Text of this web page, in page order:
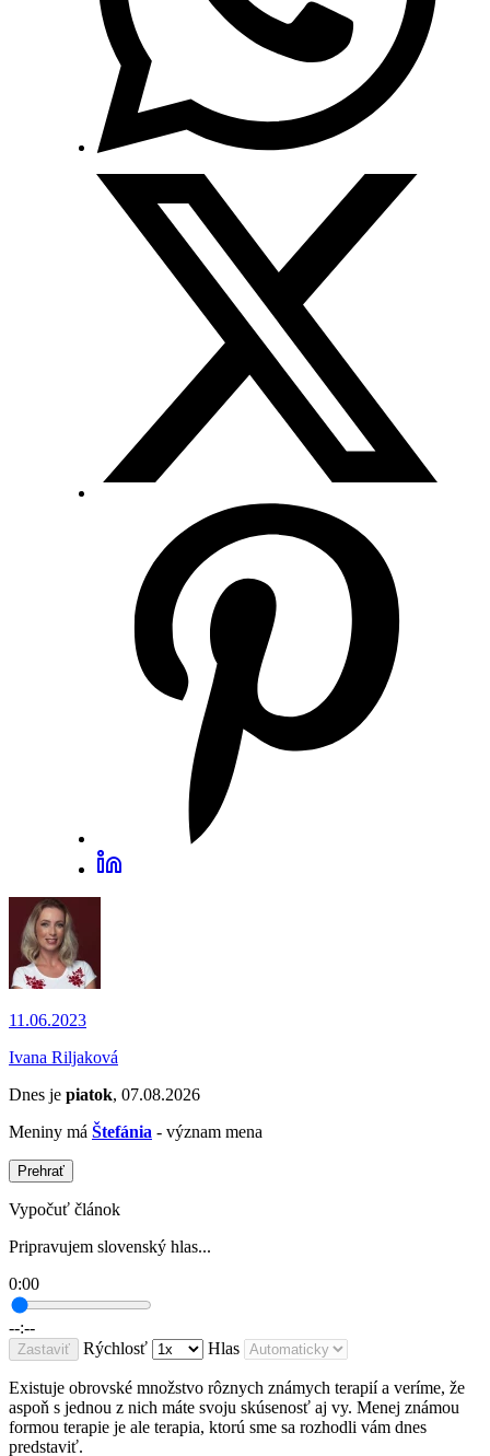
11.06.2023
Ivana Riljaková
Dnes je piatok, 07.08.2026
Meniny má Štefánia - význam mena
Prehrať
Vypočuť článok
Pripravujem slovenský hlas...
0:00
--:--
Zastaviť Rýchlosť Hlas
Existuje obrovské množstvo rôznych známych terapií a veríme, že
aspoň s jednou z nich máte svoju skúsenosť aj vy. Menej známou
formou terapie je ale terapia, ktorú sme sa rozhodli vám dnes
predstaviť.